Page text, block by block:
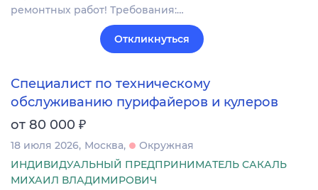
ремонтных работ! Требования:…
Откликнуться
Специалист по техническому
обслуживанию пурифайеров и кулеров
от 80 000 ₽
18 июля 2026 Москва
Окружная
ИНДИВИДУАЛЬНЫЙ ПРЕДПРИНИМАТЕЛЬ САКАЛЬ
МИХАИЛ ВЛАДИМИРОВИЧ